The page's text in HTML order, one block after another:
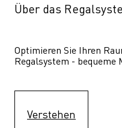
Über das
Optimieren Sie Ihren
Regalsystem - bequeme
Verstehen